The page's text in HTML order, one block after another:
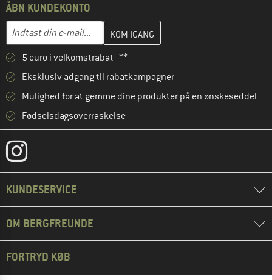
ÅBN KUNDEKONTO
Indtast din e-mail...
Indtast din e-mailadresse her, og opret i næste trin din
5 euro i velkomstrabat **
Eksklusiv adgang til rabatkampagner
Mulighed for at gemme dine produkter på en ønskeseddel
Fødselsdagsoverraskelse
KUNDESERVICE
OM BERGFREUNDE
FORTRYD KØB